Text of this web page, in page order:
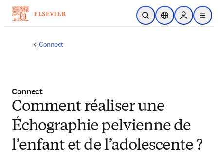
Passer au contenu principal
Ouvrir la recherche
Sélecteur de
Sign in to
menu
Connect
Connect
Comment réaliser une
Échographie pelvienne de
l’enfant et de l’adolescente ?